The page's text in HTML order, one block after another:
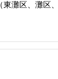
関連
東灘区、灘区